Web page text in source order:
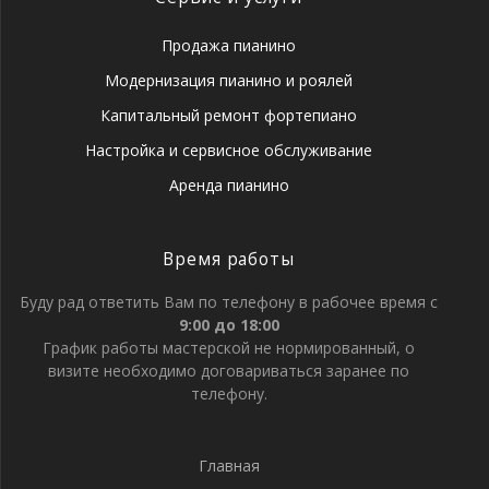
Продажа пианино
Модернизация пианино и роялей
Капитальный ремонт фортепиано
Настройка и сервисное обслуживание
Аренда пианино
Время работы
Буду рад ответить Вам по телефону в рабочее время с
9:00 до 18:00
График работы мастерской не нормированный, о
визите необходимо договариваться заранее по
телефону.
Главная